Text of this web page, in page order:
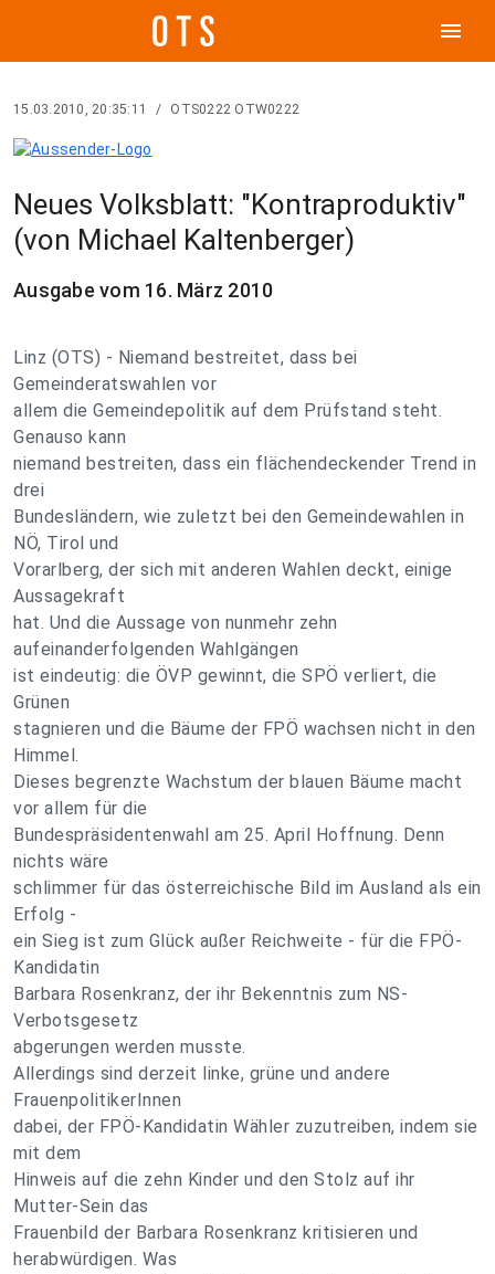
menu
15.03.2010, 20:35:11 / OTS0222 OTW0222
Neues Volksblatt: "Kontraproduktiv"
(von Michael Kaltenberger)
Ausgabe vom 16. März 2010
Linz (OTS) - Niemand bestreitet, dass bei
Gemeinderatswahlen vor
allem die Gemeindepolitik auf dem Prüfstand steht.
Genauso kann
niemand bestreiten, dass ein flächendeckender Trend in
drei
Bundesländern, wie zuletzt bei den Gemeindewahlen in
NÖ, Tirol und
Vorarlberg, der sich mit anderen Wahlen deckt, einige
Aussagekraft
hat. Und die Aussage von nunmehr zehn
aufeinanderfolgenden Wahlgängen
ist eindeutig: die ÖVP gewinnt, die SPÖ verliert, die
Grünen
stagnieren und die Bäume der FPÖ wachsen nicht in den
Himmel.
Dieses begrenzte Wachstum der blauen Bäume macht
vor allem für die
Bundespräsidentenwahl am 25. April Hoffnung. Denn
nichts wäre
schlimmer für das österreichische Bild im Ausland als ein
Erfolg -
ein Sieg ist zum Glück außer Reichweite - für die FPÖ-
Kandidatin
Barbara Rosenkranz, der ihr Bekenntnis zum NS-
Verbotsgesetz
abgerungen werden musste.
Allerdings sind derzeit linke, grüne und andere
FrauenpolitikerInnen
dabei, der FPÖ-Kandidatin Wähler zuzutreiben, indem sie
mit dem
Hinweis auf die zehn Kinder und den Stolz auf ihr
Mutter-Sein das
Frauenbild der Barbara Rosenkranz kritisieren und
herabwürdigen. Was